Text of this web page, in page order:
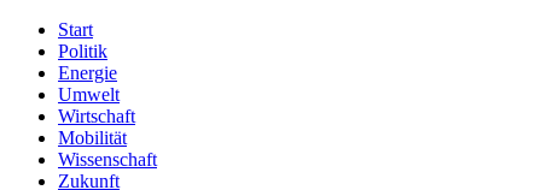
Start
Politik
Energie
Umwelt
Wirtschaft
Mobilität
Wissenschaft
Zukunft